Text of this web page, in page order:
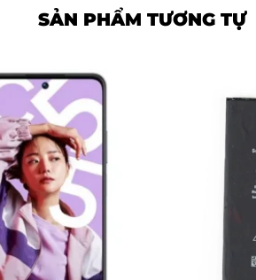
tai nghe AirPods 3
pin đã bị chai và cần thay mới:
SẢN PHẨM TƯƠNG TỰ